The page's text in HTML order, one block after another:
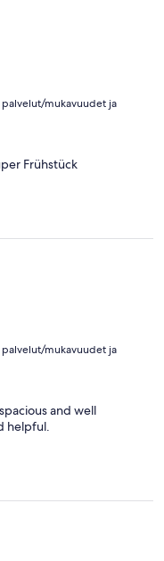
palvelut/mukavuudet ja
Frühstück
palvelut/mukavuudet ja
and well
helpful.